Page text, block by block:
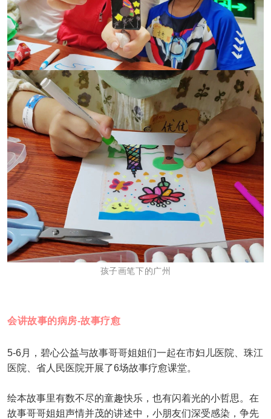
孩子画笔下的广州
会讲故事的病房-故事疗愈
5-6月，碧心公益与故事哥哥姐姐们一起在市妇儿医院、珠江
医院、省人民医院开展了6场故事疗愈课堂。
绘本故事里有数不尽的童趣快乐，也有闪着光的小哲思。在
故事哥哥姐姐声情并茂的讲述中，小朋友们深受感染，争先